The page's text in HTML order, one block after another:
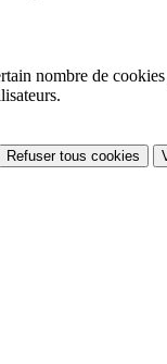
nombre de
Refuser tous cookies